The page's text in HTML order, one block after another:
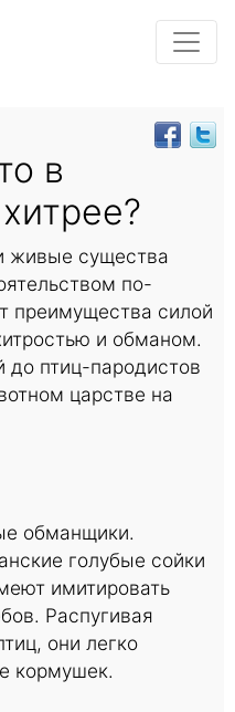
в
живые существа
по-
преимущества силой
и обманом.
до птиц-пародистов
царстве на
обманщики.
голубые сойки
имитировать
Распугивая
они легко
кормушек.